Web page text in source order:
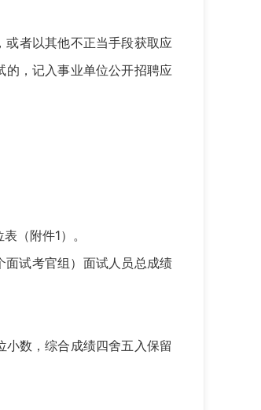
者以其他不正当手段获取应
的，记入事业单位公开招聘应
（附件1）。
试考官组）面试人员总成绩
数，综合成绩四舍五入保留